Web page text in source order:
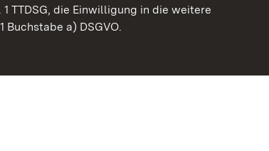
TTDSG, die Einwilligung in die weitere
Buchstabe a) DSGVO.